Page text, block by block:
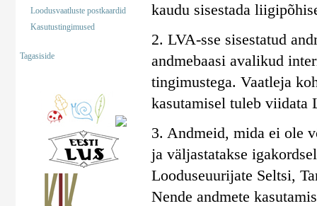
Loodusvaatluste postkaardid
Kasutustingimused
Tagasiside
kaudu sisestada
2. LVA-sse sisestatud
andmebaasi avalikud
tingimustega. Vaatleja
kasutamisel tuleb viidata
3. Andmeid, mida ei ole
ja väljastatakse
Looduseuurijate Seltsi,
Nende andmete